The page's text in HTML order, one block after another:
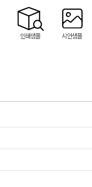
인쇄샘플 시안샘플